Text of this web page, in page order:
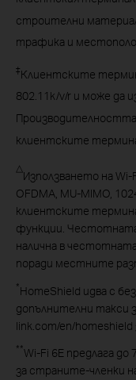
строителни
трафика и
‡Клиентските
802.11k/v/r и може да
клиентските
△
Използването на
OFDMA, MU-MIMO,
клиентските
функции.
налична в
поради местните
*HomeShield идва с
допълнителни такси
link.com/en/
**Wi-Fi 6E предлага до
за страните-членки